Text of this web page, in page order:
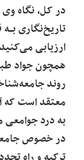
در‌ کل، نگاه‌
تاریخ‌نگاری
ارزیابی
همچون جواد
روند
معتقد است که
به درد
در خصوص